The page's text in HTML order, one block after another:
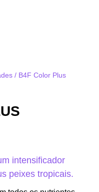
/ B4F Color Plus
intensificador
peixes tropicais.